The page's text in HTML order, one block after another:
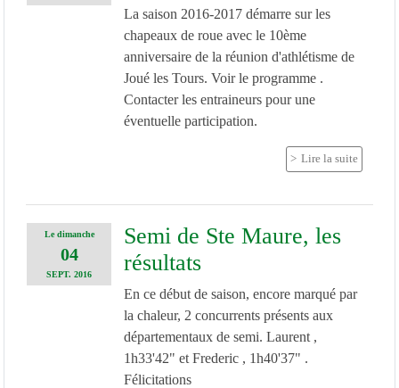
La saison 2016-2017 démarre sur les
chapeaux de roue avec le 10ème
anniversaire de la réunion d'athlétisme de
Joué les Tours. Voir le programme .
Contacter les entraineurs pour une
éventuelle participation.
Lire la suite
Ledimanche
04
SEPT. 2016
Semi de Ste Maure, les
résultats
En ce début de saison, encore marqué par
la chaleur, 2 concurrents présents aux
départementaux de semi. Laurent ,
1h33'42" et Frederic , 1h40'37" .
Félicitations